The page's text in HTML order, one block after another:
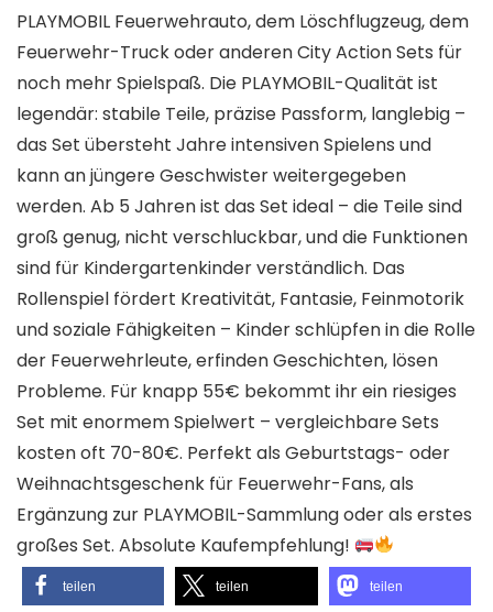
PLAYMOBIL Feuerwehrauto, dem Löschflugzeug, dem
Feuerwehr-Truck oder anderen City Action Sets für
noch mehr Spielspaß. Die PLAYMOBIL-Qualität ist
legendär: stabile Teile, präzise Passform, langlebig –
das Set übersteht Jahre intensiven Spielens und
kann an jüngere Geschwister weitergegeben
werden. Ab 5 Jahren ist das Set ideal – die Teile sind
groß genug, nicht verschluckbar, und die Funktionen
sind für Kindergartenkinder verständlich. Das
Rollenspiel fördert Kreativität, Fantasie, Feinmotorik
und soziale Fähigkeiten – Kinder schlüpfen in die Rolle
der Feuerwehrleute, erfinden Geschichten, lösen
Probleme. Für knapp 55€ bekommt ihr ein riesiges
Set mit enormem Spielwert – vergleichbare Sets
kosten oft 70-80€. Perfekt als Geburtstags- oder
Weihnachtsgeschenk für Feuerwehr-Fans, als
Ergänzung zur PLAYMOBIL-Sammlung oder als erstes
großes Set. Absolute Kaufempfehlung!
teilen teilen teilen